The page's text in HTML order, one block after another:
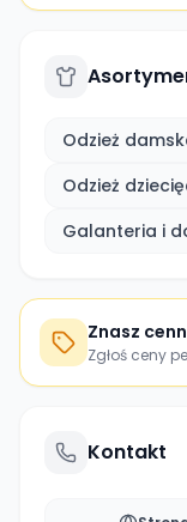
Odzież
Odzież
Galanteria i
Znasz
Zgłoś ceny
Kontakt